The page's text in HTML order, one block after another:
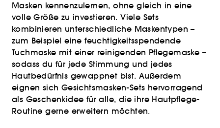
Masken kennenzulernen, ohne gleich in eine
volle Größe zu investieren. Viele Sets
kombinieren unterschiedliche Maskentypen –
zum Beispiel eine feuchtigkeitsspendende
Tuchmaske mit einer reinigenden Pflegemaske –
sodass du für jede Stimmung und jedes
Hautbedürfnis gewappnet bist. Außerdem
eignen sich Gesichtsmasken-Sets hervorragend
als Geschenkidee für alle, die ihre Hautpflege-
Routine gerne erweitern möchten.